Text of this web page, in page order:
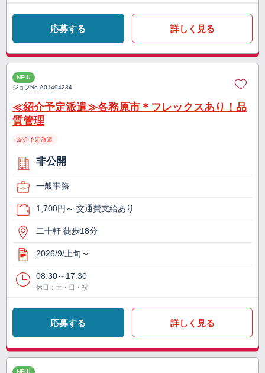
応募する 詳しく見る
NEW
ジョブNo.A01494234
≪紹介予定派遣≫各務原市＊フレックスあり！品
質管理
紹介予定派遣
非公開
一般事務
1,700円～ 交通費支給あり
二十軒 徒歩18分
2026/9/上旬～
08:30～17:30
休日：土・日・祝
応募する 詳しく見る